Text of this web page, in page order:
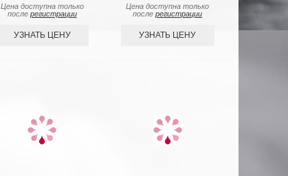
Цена доступна только
после регистрации
УЗНАТЬ ЦЕНУ
Цена доступна только
послерегистрации
УЗНАТЬ ЦЕНУ